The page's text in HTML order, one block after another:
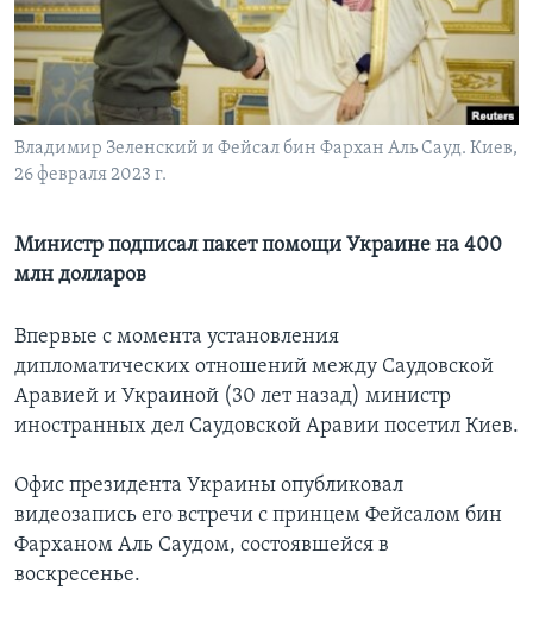
Learning English
СОЦИАЛЬНЫЕ СЕТИ
Владимир Зеленский и Фейсал бин Фархан Аль Сауд. Киев,
26 февраля 2023 г.
Министр подписал пакет помощи Украине на 400
млн долларов
Впервые с момента установления
дипломатических отношений между Саудовской
Аравией и Украиной (30 лет назад) министр
иностранных дел Саудовской Аравии посетил Киев.
Офис президента Украины опубликовал
видеозапись его встречи с принцем Фейсалом бин
Фарханом Аль Саудом, состоявшейся в
воскресенье.